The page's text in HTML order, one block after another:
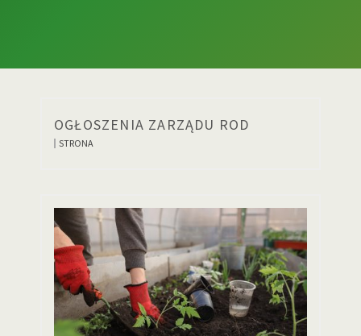
OGŁOSZENIA ZARZĄDU ROD
STRONA